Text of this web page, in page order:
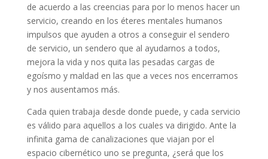
de acuerdo a las creencias para por lo menos hacer un
servicio, creando en los éteres mentales humanos
impulsos que ayuden a otros a conseguir el sendero
de servicio, un sendero que al ayudarnos a todos,
mejora la vida y nos quita las pesadas cargas de
egoísmo y maldad en las que a veces nos encerramos
y nos ausentamos más.
Cada quien trabaja desde donde puede, y cada servicio
es válido para aquellos a los cuales va dirigido. Ante la
infinita gama de canalizaciones que viajan por el
espacio cibernético uno se pregunta, ¿será que los